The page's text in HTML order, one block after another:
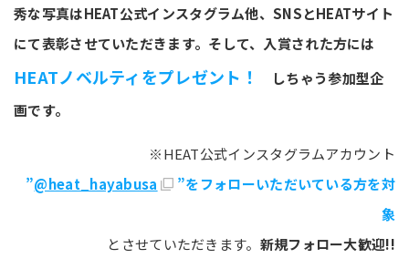
秀な写真はHEAT公式インスタグラム他、SNSとHEATサイト
にて表彰させていただきます。そして、入賞された方には
HEATノベルティをプレゼント！
しちゃう参加型企
画です。
※HEAT公式インスタグラムアカウント
”@heat_hayabusa
”をフォローいただいている方を対
象
とさせていただきます。 新規フォロー大歓迎!!